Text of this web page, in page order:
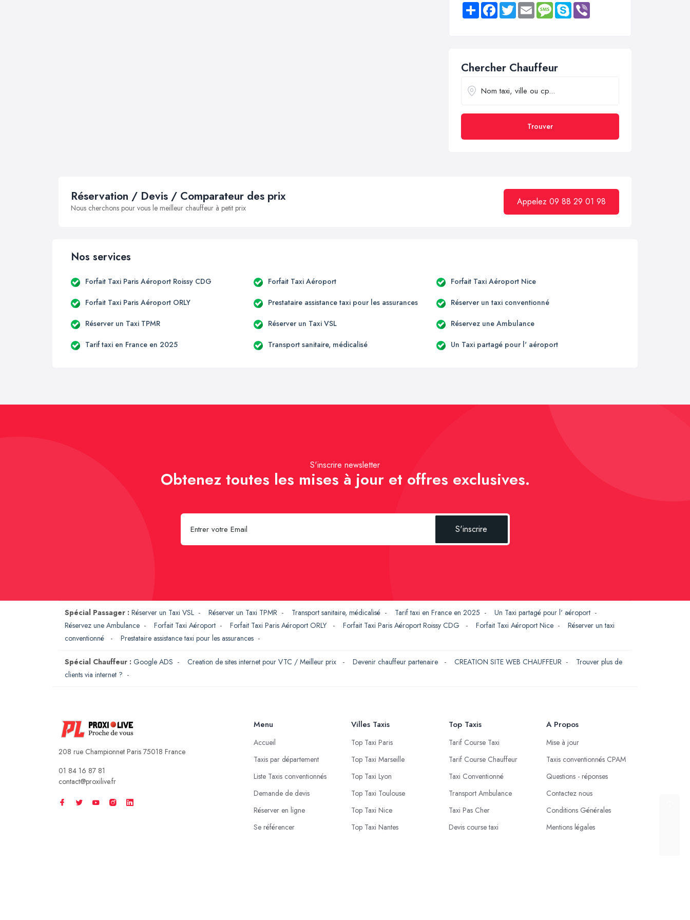
Share FacebookTwitter Email MessageSkype
Chercher Chauffeur
Trouver
Réservation / Devis / Comparateur des prix
Nous cherchons pour vous le meilleur chauffeur à petit prix
Appelez 09 88 29 01 98
Nos services
Forfait Taxi Paris Aéroport Roissy CDG Forfait Taxi Aéroport Forfait Taxi Aéroport Nice
Forfait Taxi Paris Aéroport ORLY Prestataire assistance taxi pour les assurances Réserver un taxi conventionné
Réserver un Taxi TPMR Réserver un Taxi VSL Réservez une Ambulance
Tarif taxi en France en 2025 Transport sanitaire, médicalisé Un Taxi partagé pour l' aéroport
S'inscrire newsletter
Obtenez toutes les mises à jour et offres exclusives.
S'inscrire
Spécial Passager : Réserver un Taxi VSL - Réserver un Taxi TPMR - Transport sanitaire, médicalisé - Tarif taxi en France en 2025 - Un Taxi partagé pour l' aéroport -
Réservez une Ambulance - Forfait Taxi Aéroport - Forfait Taxi Paris Aéroport ORLY - Forfait Taxi Paris Aéroport Roissy CDG - Forfait Taxi Aéroport Nice - Réserver un taxi
conventionné
- Prestataire assistance taxi pour les assurances -
Spécial Chauffeur : Google ADS - Creation de sites internet pour VTC / Meilleur prix - Devenir chauffeur partenaire - CREATION SITE WEB CHAUFFEUR - Trouver plus de
clients via internet ? -
208 rue Championnet Paris 75018 France
01 84 16 87 81
contact@proxilive.fr
Menu
Accueil
Taxis par département
Liste Taxis conventionnés
Demande de devis
Réserver en ligne
Se référencer
Villes Taxis
Top Taxi Paris
Top Taxi Marseille
Top Taxi Lyon
Top Taxi Toulouse
Top Taxi Nice
Top Taxi Nantes
Top Taxis
Tarif Course Taxi
Tarif Course Chauffeur
Taxi Conventionné
Transport Ambulance
Taxi Pas Cher
Devis course taxi
A Propos
Mise à jour
Taxis conventionnés CPAM
Questions - réponses
Contactez nous
Conditions Générales
Mentions légales